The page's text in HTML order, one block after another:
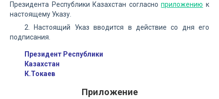
Президента Республики Казахстан согласноприложению к
настоящему Указу.
2. Настоящий Указ вводится в действие со дня его
подписания.
Президент Республики
Казахстан
К.Токаев
Приложение